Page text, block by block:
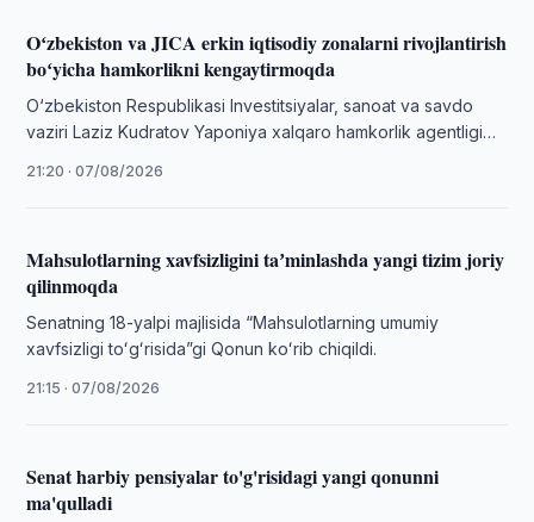
Oʻzbekiston va JICA erkin iqtisodiy zonalarni rivojlantirish
boʻyicha hamkorlikni kengaytirmoqda
O‘zbekiston Respublikasi Investitsiyalar, sanoat va savdo
vaziri Laziz Kudratov Yaponiya xalqaro hamkorlik agentligi
Mamoru boshchiligidagi …
21:20 · 07/08/2026
Mahsulotlarning xavfsizligini taʼminlashda yangi tizim joriy
qilinmoqda
Senatning 18-yalpi majlisida “Mahsulotlarning umumiy
xavfsizligi toʻgʻrisida”gi Qonun koʻrib chiqildi.
21:15 · 07/08/2026
Senat harbiy pensiyalar to'g'risidagi yangi qonunni
ma'qulladi